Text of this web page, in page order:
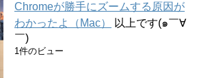
Chromeが勝手にズームする原因が
わかったよ（Mac）
以上です(๑￣∀
￣)
1件のビュー